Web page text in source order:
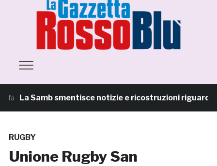
La Samb smentisce notizie e ricostruzioni riguardanti
RUGBY
Unione Rugby San